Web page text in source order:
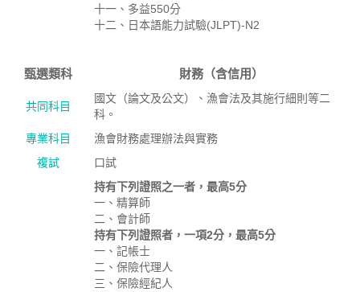
十一、多益550分
十二、日本語能力試驗(JLPT)-N2
甄選類科 財務（含信用）
共同科目
國文（論文及公文）、漁會法及其施行細則等二
科。
專業科目
漁會財務處理辦法與實務
複試
口試
持有下列證照之一者，最高5分
一、精算師
二、會計師
持有下列證照者，一項2分，最高5分
一、記帳士
二、保險代理人
三、保險經紀人